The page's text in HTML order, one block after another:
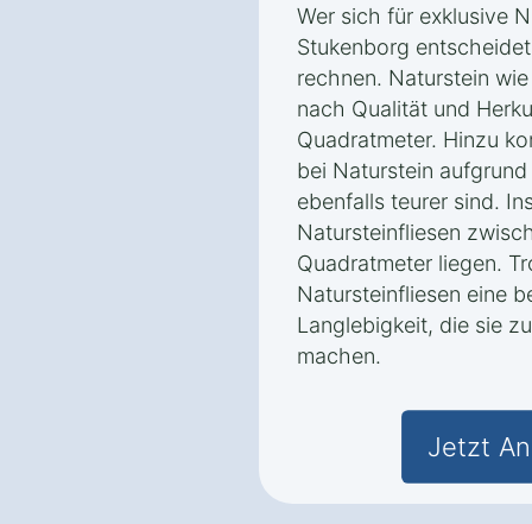
Wer sich für exklusive
Stukenborg
rechnen. Naturstein
nach Qualität und
Quadratmeter. Hinzu
bei Naturstein
ebenfalls teurer sind.
Natursteinfliesen
Quadratmeter liegen.
Natursteinfliesen eine
Langlebigkeit, die sie
machen.
Jetzt